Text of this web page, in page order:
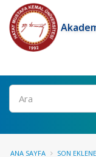
Ara
ANA SAYFA SON